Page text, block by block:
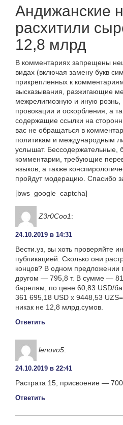
Андижанские
расхитили
12,8 млрд
В комментариях запрещены
видах (включая замену букв
прикрепленных к
высказывания, разжигающие
межрелигиозную и иную
провокации и оскорбления, а
содержащие ссылки на
вас не обращаться в
политикам и международным
услышат. Бессодержательные,
комментарии, требующие
языков, а также
пройдут модерацию. Спасибо
[bws_google_captcha]
Z3r0Coo1:
24.10.2019 в 14:31
Вести.уз, вы хоть проверяйте
публикацией. Сколько они
концов? В одном предложении
другом — 795,8 т. В сумме —
барелям, по цене 60,83 USD/
361 695,18 USD x 9448,53
никак не 12,8 млрд.сумов.
Ответить
lenovo5:
24.10.2019 в 22:41
Растрата 15, присвоение —
Ответить